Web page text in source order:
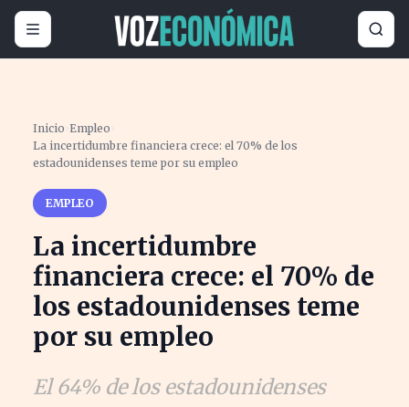
Inicio ›Empleo ›
La incertidumbre financiera crece: el 70% de los
estadounidenses teme por su empleo
EMPLEO
La incertidumbre
financiera crece: el 70% de
los estadounidenses teme
por su empleo
El 64% de los estadounidenses